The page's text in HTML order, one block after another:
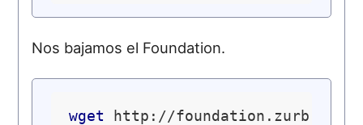
Nos bajamos el Foundation.
wget